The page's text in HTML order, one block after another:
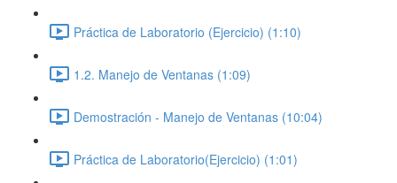
Práctica de Laboratorio (Ejercicio) (1:10)
1.2. Manejo de Ventanas (1:09)
Demostración - Manejo de Ventanas (10:04)
Práctica de Laboratorio(Ejercicio) (1:01)